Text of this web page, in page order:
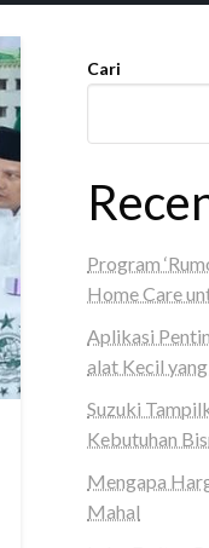
Cari
Program
Home Care
Aplikasi
alat Kecil
Suzuki
Kebutuhan
Mengapa
Mahal